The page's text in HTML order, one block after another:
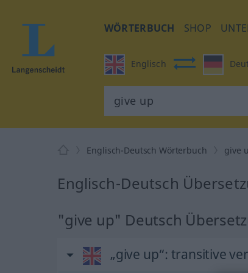
WÖRTERBUCH SHOP
Englisch
Englisch-Deutsch Wörterbuch give
Englisch-Deutsch
"give up" Deutsch
„give up“: transitive